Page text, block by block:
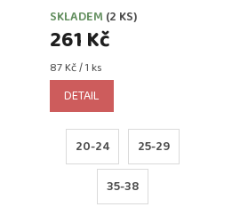
BELKINIK MIX KLUK
SKLADEM (2 KS)
261 Kč
Měrná
cena:
87 Kč / 1 ks
DETAIL
20-24 25-29
35-38